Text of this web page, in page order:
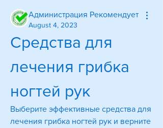
Администрация Рекомендует
August 4, 2023
Средства для
лечения грибка
ногтей рук
Выберите эффективные средства для
лечения грибка ногтей рук и верните